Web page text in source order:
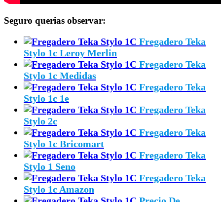
Seguro querias observar:
Fregadero Teka
Stylo 1c Leroy Merlin
Fregadero Teka
Stylo 1c Medidas
Fregadero Teka
Stylo 1c 1e
Fregadero Teka
Stylo 2c
Fregadero Teka
Stylo 1c Bricomart
Fregadero Teka
Stylo 1 Seno
Fregadero Teka
Stylo 1c Amazon